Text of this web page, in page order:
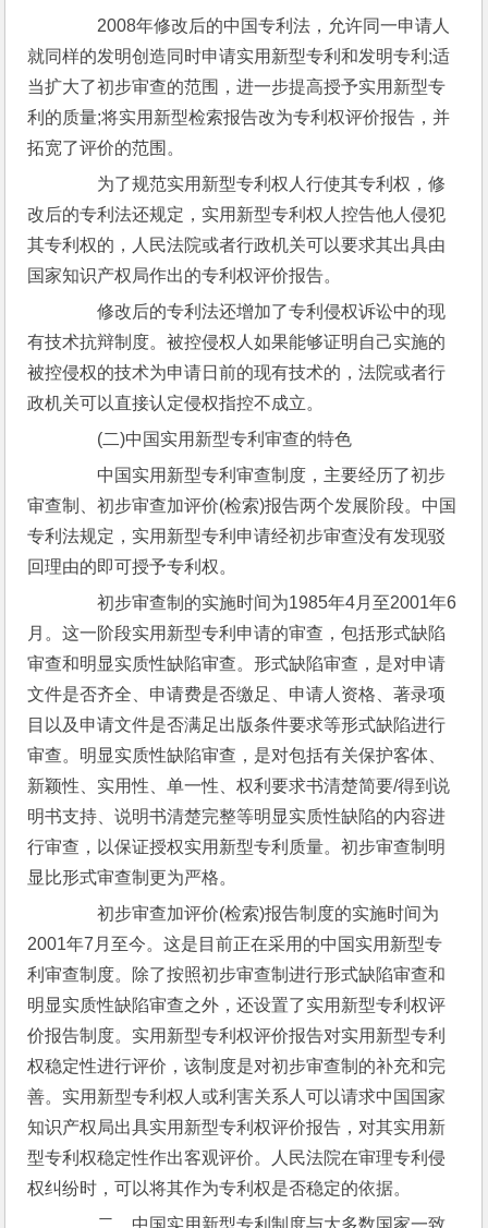
2008年修改后的中国专利法，允许同一申请人
就同样的发明创造同时申请实用新型专利和发明专利;适
当扩大了初步审查的范围，进一步提高授予实用新型专
利的质量;将实用新型检索报告改为专利权评价报告，并
拓宽了评价的范围。
为了规范实用新型专利权人行使其专利权，修
改后的专利法还规定，实用新型专利权人控告他人侵犯
其专利权的，人民法院或者行政机关可以要求其出具由
国家知识产权局作出的专利权评价报告。
修改后的专利法还增加了专利侵权诉讼中的现
有技术抗辩制度。被控侵权人如果能够证明自己实施的
被控侵权的技术为申请日前的现有技术的，法院或者行
政机关可以直接认定侵权指控不成立。
(二)中国实用新型专利审查的特色
中国实用新型专利审查制度，主要经历了初步
审查制、初步审查加评价(检索)报告两个发展阶段。中国
专利法规定，实用新型专利申请经初步审查没有发现驳
回理由的即可授予专利权。
初步审查制的实施时间为1985年4月至2001年6
月。这一阶段实用新型专利申请的审查，包括形式缺陷
审查和明显实质性缺陷审查。形式缺陷审查，是对申请
文件是否齐全、申请费是否缴足、申请人资格、著录项
目以及申请文件是否满足出版条件要求等形式缺陷进行
审查。明显实质性缺陷审查，是对包括有关保护客体、
新颖性、实用性、单一性、权利要求书清楚简要/得到说
明书支持、说明书清楚完整等明显实质性缺陷的内容进
行审查，以保证授权实用新型专利质量。初步审查制明
显比形式审查制更为严格。
初步审查加评价(检索)报告制度的实施时间为
2001年7月至今。这是目前正在采用的中国实用新型专
利审查制度。除了按照初步审查制进行形式缺陷审查和
明显实质性缺陷审查之外，还设置了实用新型专利权评
价报告制度。实用新型专利权评价报告对实用新型专利
权稳定性进行评价，该制度是对初步审查制的补充和完
善。实用新型专利权人或利害关系人可以请求中国国家
知识产权局出具实用新型专利权评价报告，对其实用新
型专利权稳定性作出客观评价。人民法院在审理专利侵
权纠纷时，可以将其作为专利权是否稳定的依据。
二、中国实用新型专利制度与大多数国家一致